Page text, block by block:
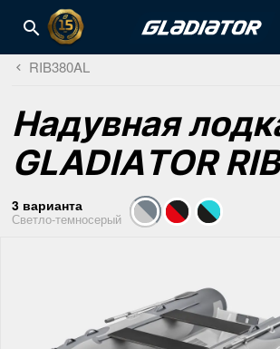
RIB380AL
Надувная
GLADIATOR
3 варианта
Светло-темносерый